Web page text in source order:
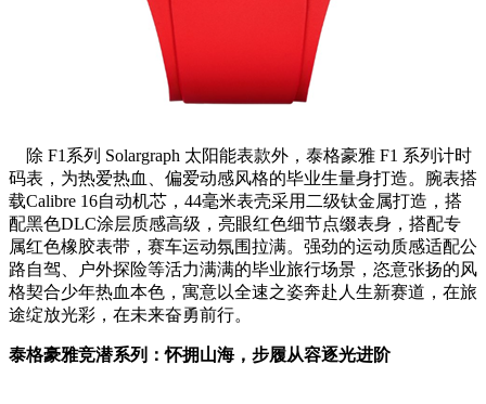
除 F1系列 Solargraph 太阳能表款外，泰格豪雅 F1 系列计时
码表，为热爱热血、偏爱动感风格的毕业生量身打造。腕表搭
载Calibre 16自动机芯，44毫米表壳采用二级钛金属打造，搭
配黑色DLC涂层质感高级，亮眼红色细节点缀表身，搭配专
属红色橡胶表带，赛车运动氛围拉满。强劲的运动质感适配公
路自驾、户外探险等活力满满的毕业旅行场景，恣意张扬的风
格契合少年热血本色，寓意以全速之姿奔赴人生新赛道，在旅
途绽放光彩，在未来奋勇前行。
泰格豪雅竞潜系列：怀拥山海，步履从容逐光进阶